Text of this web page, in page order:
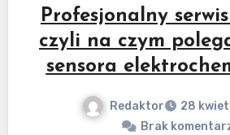
Profesjonalny
czyli na czym
sensora
Redaktor
28
Brak